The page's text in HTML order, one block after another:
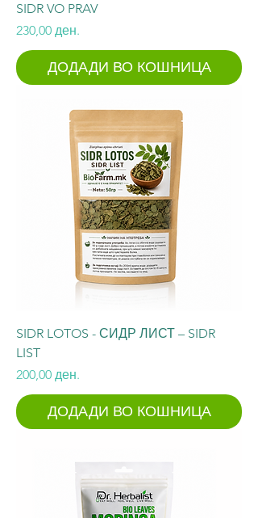
SIDR VO PRAV
Price
230,00 ден.
ДОДАДИ ВО КОШНИЦА
SIDR LOTOS - СИДР ЛИСТ – SIDR
LIST
Price
200,00 ден.
ДОДАДИ ВО КОШНИЦА